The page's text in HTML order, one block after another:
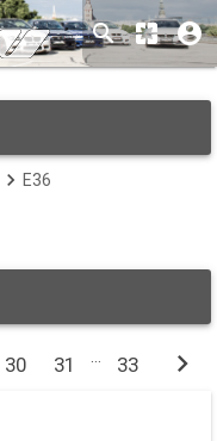
search pages account_circle
keyboard_arrow_right E36
30 31 33 chevron_right